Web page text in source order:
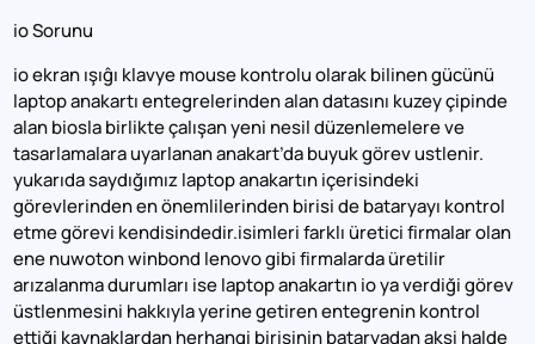
io Sorunu
io ekran ışıĝı klavye mouse kontrolu olarak bilinen gücünü
laptop anakartı entegrelerinden alan datasını kuzey çipinde
alan biosla birlikte çalışan yeni nesil düzenlemelere ve
tasarlamalara uyarlanan anakart’da buyuk görev ustlenir.
yukarıda saydığımız laptop anakartın içerisindeki
görevlerinden en önemlilerinden birisi de bataryayı kontrol
etme görevi kendisindedir.isimleri farklı üretici firmalar olan
ene nuwoton winbond lenovo gibi firmalarda üretilir
arızalanma durumları ise laptop anakartın io ya verdiği görev
üstlenmesini hakkıyla yerine getiren entegrenin kontrol
ettiği kaynaklardan herhangi birisinin bataryadan aksi halde